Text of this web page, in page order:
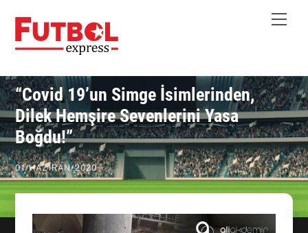
content
“Covid 19’un Simge İsimlerinden,
Dilek Hemşire Sevenlerini Yasa
Boğdu!”
01/HAZIRAN/2020